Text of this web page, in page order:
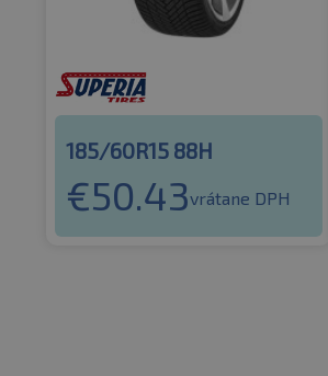
185/60R15 88H
€50.43vrátane DPH